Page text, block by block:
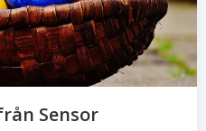
Sensor